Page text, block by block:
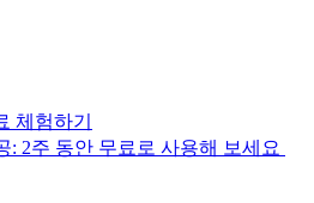
체험하기
: 2주 동안 무료로 사용해 보세요